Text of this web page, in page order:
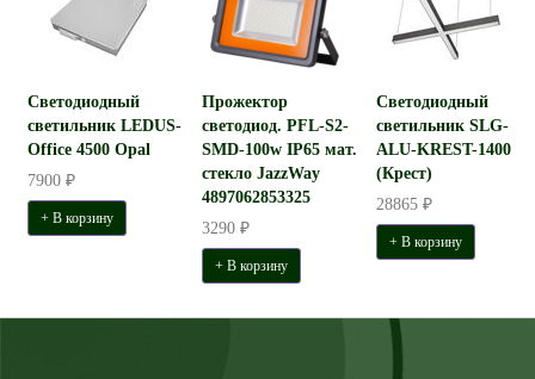
Светодиодный
светильник LEDUS-
Office 4500 Opal
7900 ₽
+ В корзину
Прожектор
светодиод. PFL-S2-
SMD-100w IP65 мат.
стекло JazzWay
4897062853325
3290 ₽
+ В корзину
Светодиодный
светильник SLG-
ALU-KREST-1400
(Крест)
28865 ₽
+ В корзину